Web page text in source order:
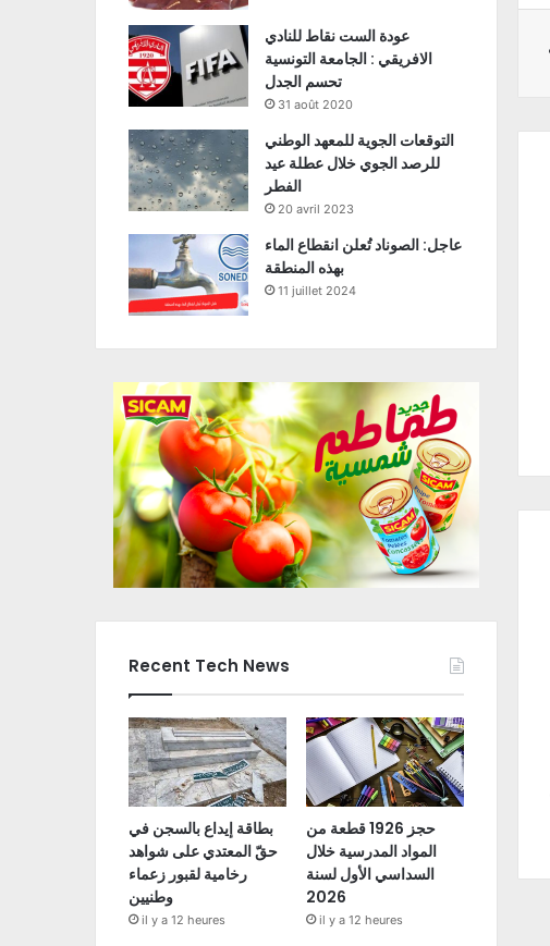
عودة الست نقاط للنادي
الافريقي : الجامعة التونسية
تحسم الجدل
31 août 2020
التوقعات الجوية للمعهد الوطني
للرصد الجوي خلال عطلة عيد
الفطر
20 avril 2023
عاجل: الصوناد تُعلن انقطاع الماء
بهذه المنطقة
11 juillet 2024
Recent Tech News
بطاقة إيداع بالسجن في
حقّ المعتدي على شواهد
رخامية لقبور زعماء
وطنيين
il y a 12 heures
حجز 1926 قطعة من
المواد المدرسية خلال
السداسي الأول لسنة
2026
il y a 12 heures